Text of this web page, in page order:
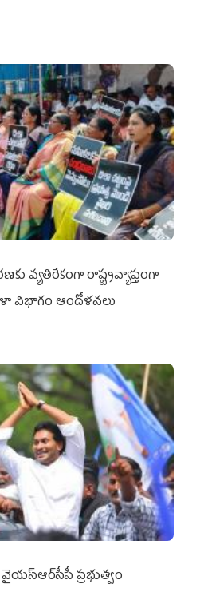
వ్యతిరేకంగా రాష్ట్రవ్యాప్తంగా
ఆందోళనలు
ప్రభుత్వం